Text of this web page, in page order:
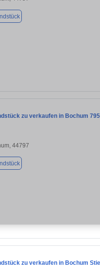
zu verkaufen in Bochum
44797
zu verkaufen in Bochum